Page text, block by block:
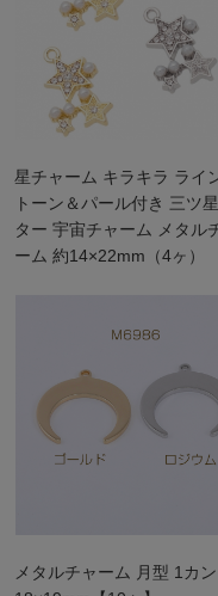
星チャーム キラキラ ライ
トーン＆パール付き 三ツ
ター 宇宙チャーム メタル
ーム 約14×22mm（4ヶ）
メタルチャーム 月型 1カン